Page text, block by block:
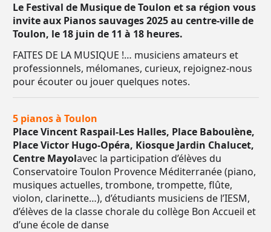
Le Festival de Musique de Toulon et sa région vous
invite aux Pianos sauvages 2025 au centre-ville de
Toulon, le 18 juin de 11 à 18 heures.
FAITES DE LA MUSIQUE !… musiciens amateurs et
professionnels, mélomanes, curieux, rejoignez-nous
pour écouter ou jouer quelques notes.
5 pianos à Toulon
Place Vincent Raspail-Les Halles, Place Baboulène,
Place Victor Hugo-Opéra, Kiosque Jardin Chalucet,
Centre Mayolavec la participation d’élèves du
Conservatoire Toulon Provence Méditerranée (piano,
musiques actuelles, trombone, trompette, flûte,
violon, clarinette…), d’étudiants musiciens de l’IESM,
d’élèves de la classe chorale du collège Bon Accueil et
d’une école de danse